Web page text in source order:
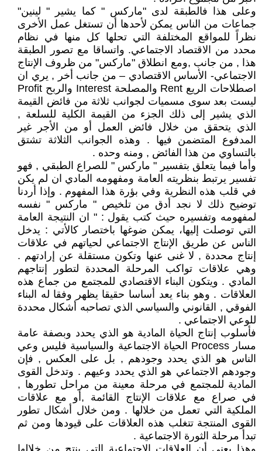
وعلى هذا فالطبقة لدى "ماركس " كما يشير " لينين"
جماعات من الناس يمكن لأحدها أن تستغل عمل الأخرى
نظراً للمواقع المختلفة التي تحلها كل منها في نظام
محدد من الاقتصاد الاجتماعي. واتساقا مع تصور الطبقة
هذا , من جانب ,ومع انطلاق "ماركس" من ظروف الإنتاج
الاجتماعي- الأساس الاقتصادي – من جانب أخر , يري ان
اصطلاحات الريع Rent والمصلحة Interest والربح Profit
ليست بعد سوى مسميات لجوانب ثلاثة من فائض القيمة
الذي يشير إلى ذلك الجزء من القيمة الكلية للسلعة ,
الذي يتحقق من خلال فائض العمل أو من الأجر غير
المدفوع المتضمن فيها . وهذه الجوانب الثلاثة تشتق
بالتساوي من هذا الفائض , ومنه وحده .
وأما فيما يتعلق بتفسير " ماركس " للصراع الطبقي , فهو
تفسير يرتبط بنظريته العامة ومفهومه المادي ان لم يكن
في قلب هذه النظرية وفي بؤرة هذا المفهوم . وإذا أردنا
توضيح ذلك لا نجد أدق من تلخيص " ماركس " نفسه
لمفهومه وتفسيره حيث كتب يقول : " ان النتيجة العامة
التي توصلت إليها، يمكن ضوغها باختصار كالأتي : يدخل
الناس عن طريق الإنتاج الاجتماعي لحياتهم في علاقات
إنتاج محددة , لا غنى عنها وتكون مستقلة عن إرادتهم .
وهي علاقات تواكب المرحلة المحددة لتطور إنتاجهم
المادي . ويتكون البناء الاقتصادي للمجتمع من جماع هذه
العلاقات . وهو بناء يعد أساسا حقيقا يظهر وفقا له البناء
الفوقي , القانوني والسياسي الذي تصاحبه أشكال محددة
للوعي الاجتماعي .
فأسلوب إنتاج الحياة المادية هو الذي يحدد وبصفة عامة
مسار Process الحياة الاجتماعية والسياسية فليس وعي
الناس هو الذي يحدد وجودهم , بل على العكس , فإن
وجودهم الاجتماعي هو الذي يحدد وعيهم . وتدخل القوى
المادية للمجتمع في مرحلة معينة من مراحل تطورها ,
في صراع مع علاقات الإنتاج القائمة ,أو مع علاقات
الملكية التي تعمل من خلالها . ومن خلال أشكال تطور
القوى المنتجة تتغلب هذه العلاقات على قيودها ومن ثم
تبدأ مرحلة الثورة الاجتماعية .